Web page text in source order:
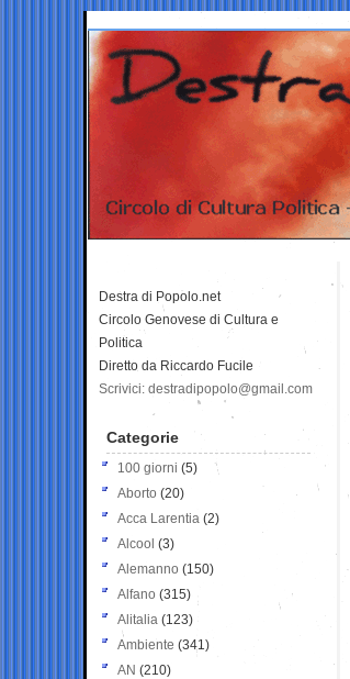
Destra di Popolo.net
Circolo Genovese di Cultura e
Politica
Diretto da Riccardo Fucile
Scrivici: destradipopolo@gmail.com
Categorie
100 giorni (5)
Aborto (20)
Acca Larentia (2)
Alcool (3)
Alemanno (150)
Alfano (315)
Alitalia (123)
Ambiente (341)
AN (210)